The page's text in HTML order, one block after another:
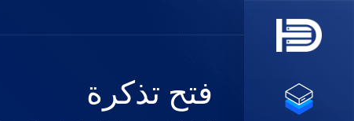
فتح تذكرة